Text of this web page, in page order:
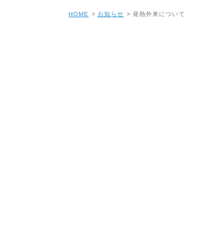
HOME お知らせ 発熱外来について